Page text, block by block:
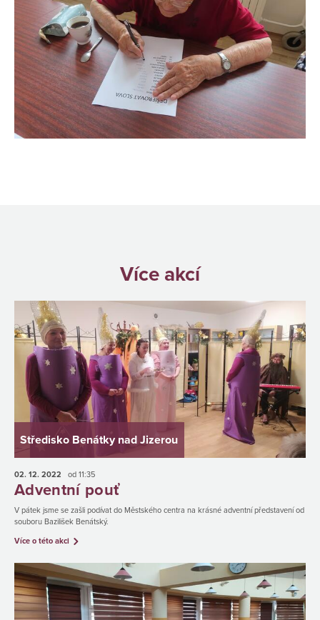
Více akcí
Středisko Benátky nad Jizerou
02. 12. 2022 od 11:35
Adventní pouť
V pátek jsme se zašli podívat do Městského centra na krásné adventní představení od
souboru Bazilišek Benátský.
Více o této akci